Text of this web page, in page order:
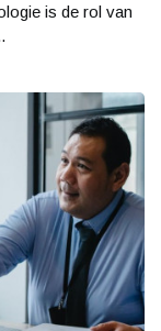
is de rol van